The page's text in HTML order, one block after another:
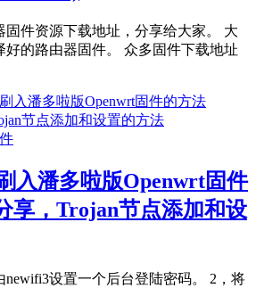
固件资源下载地址，分享给大家。 大
好的路由器固件。 众多固件下载地址
入潘多啦版Openwrt固件
享，Trojan节点添加和设
newifi3设置一个后台登陆密码。 2，将